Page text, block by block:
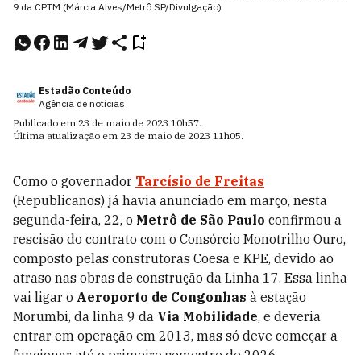
9 da CPTM (Márcia Alves/Metrô SP/Divulgação)
Estadão Conteúdo
Agência de notícias
Publicado em 23 de maio de 2023 10h57.
Última atualização em 23 de maio de 2023 11h05.
Como o governador Tarcísio de Freitas
(Republicanos) já havia anunciado em março, nesta
segunda-feira, 22, o Metrô de São Paulo confirmou a
rescisão do contrato com o Consórcio Monotrilho Ouro,
composto pelas construtoras Coesa e KPE, devido ao
atraso nas obras de construção da Linha 17. Essa linha
vai ligar o Aeroporto de Congonhas à estação
Morumbi, da linha 9 da Via Mobilidade, e deveria
entrar em operação em 2013, mas só deve começar a